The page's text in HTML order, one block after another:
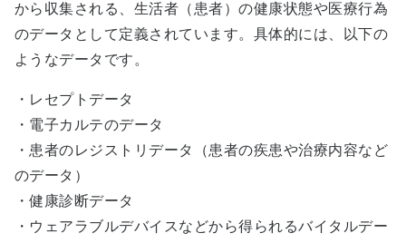
から収集される、生活者（患者）の健康状態や医療行為
のデータとして定義されています。具体的には、以下の
ようなデータです。
・レセプトデータ
・電子カルテのデータ
・患者のレジストリデータ（患者の疾患や治療内容など
のデータ）
・健康診断データ
・ウェアラブルデバイスなどから得られるバイタルデー